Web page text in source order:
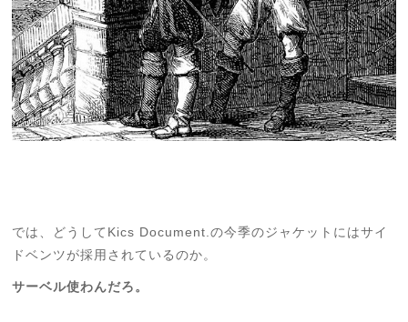
では、どうしてKics Document.の今季のジャケットにはサイ
ドベンツが採用されているのか。
サーベル使わんだろ。